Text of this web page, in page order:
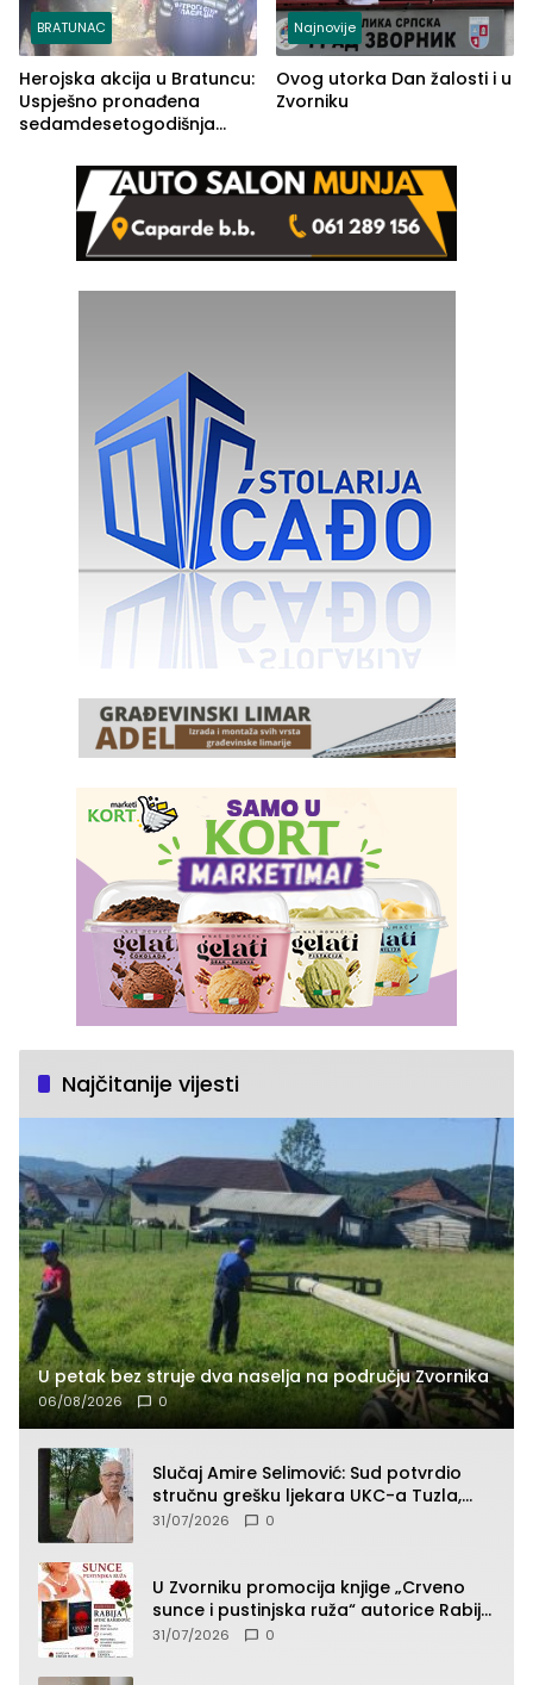
BRATUNAC
Herojska akcija u Bratuncu:
Uspješno pronađena
sedamdesetogodišnja
Kravice.
Najnovije
Ovog utorka Dan žalosti i u
Zvorniku
Najčitanije vijesti
U petak bez struje dva naselja na području Zvornika
06/08/2026 0
Slučaj Amire Selimović: Sud potvrdio
stručnu grešku ljekara UKC-a Tuzla,
presudan dokaz ostala obdukcija
31/07/2026 0
U Zvorniku promocija knjige „Crveno
sunce i pustinjska ruža“ autorice Rabije
Avdić-Hamidović
31/07/2026 0